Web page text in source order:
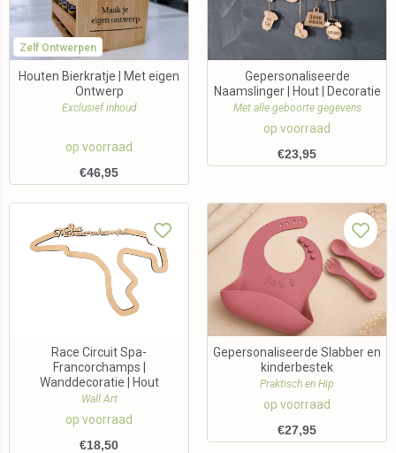
Zelf Ontwerpen
Houten Bierkratje | Met eigen
Ontwerp
Exclusief inhoud
op voorraad
€46,95
Gepersonaliseerde
Naamslinger | Hout | Decoratie
Met alle geboorte gegevens
op voorraad
€23,95
Race Circuit Spa-
Francorchamps |
Wanddecoratie | Hout
Wall Art
op voorraad
€18,50
Gepersonaliseerde Slabber en
kinderbestek
Praktisch en Hip
op voorraad
€27,95